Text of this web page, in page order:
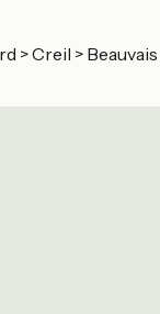
> Creil >